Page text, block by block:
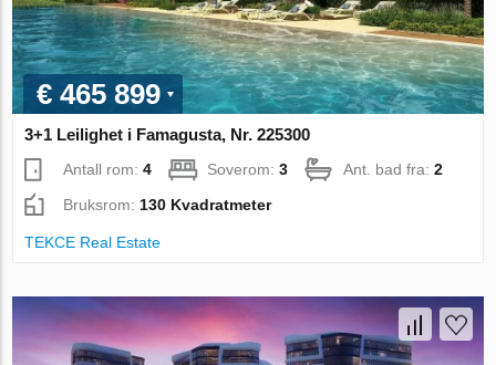
€ 465 899
3+1 Leilighet i Famagusta, Nr. 225300
Antall rom:4 Soverom:3 Ant. bad fra:2
Bruksrom: 130 Kvadratmeter
TEKCE Real Estate